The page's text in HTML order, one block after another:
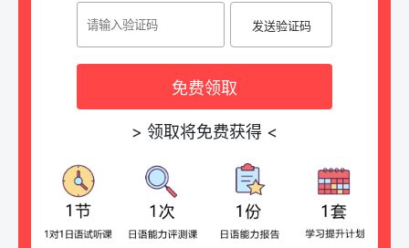
发送验证码
免费领取
> 领取将免费获得 <